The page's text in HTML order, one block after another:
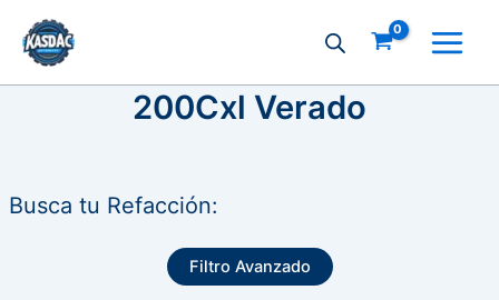
contenido
200Cxl Verado
Busca tu Refacción:
Filtro Avanzado